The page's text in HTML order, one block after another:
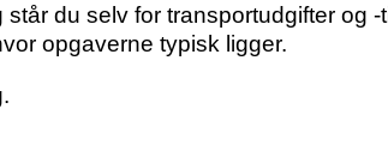
står du selv for transportudgifter
opgaverne typisk ligger.